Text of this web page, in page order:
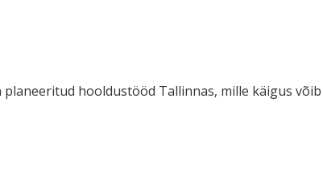
planeeritud hooldustööd Tallinnas, mille käigus